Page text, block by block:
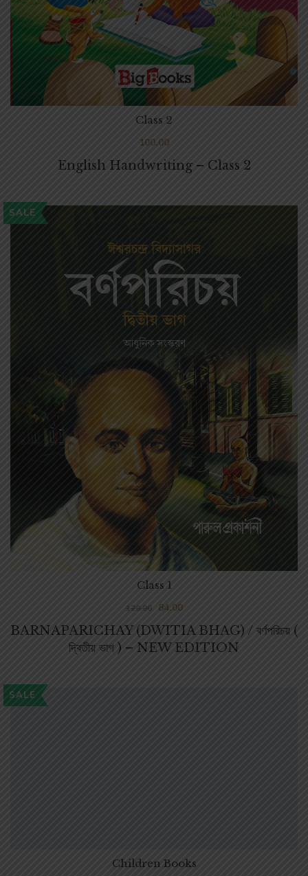
English Handwriting – Class 2
Class 2
100.00
SALE
BARNAPARICHAY (DWITIA BHAG) / বর্ণপরিচয় (
দ্বিতীয় ভাগ ) – NEW EDITION
Class 1
120.00 84.00
SALE
Children Books